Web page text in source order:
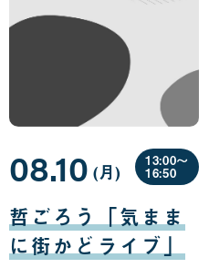
哲ごろう「気まま
に街かどライブ」
08.10
月
10
日
(月曜
日
)
13:00〜
16:50